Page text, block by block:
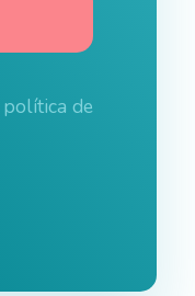
política de